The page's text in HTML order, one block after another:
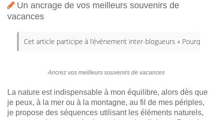
Un ancrage de vos meilleurs souvenirs de
vacances
Cet article participe à l’événement inter-blogueurs « Pourquoi
Ancrez vos meilleurs souvenirs de vacances
La nature est indispensable à mon équilibre, alors dès que
je peux, à la mer ou à la montagne, au fil de mes périples,
je propose des séquences utilisant les éléments naturels,